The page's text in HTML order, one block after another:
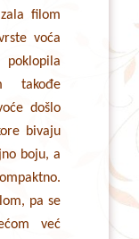
filom
voća
takođe
došlo
bivaju
boju, a
pa se
već